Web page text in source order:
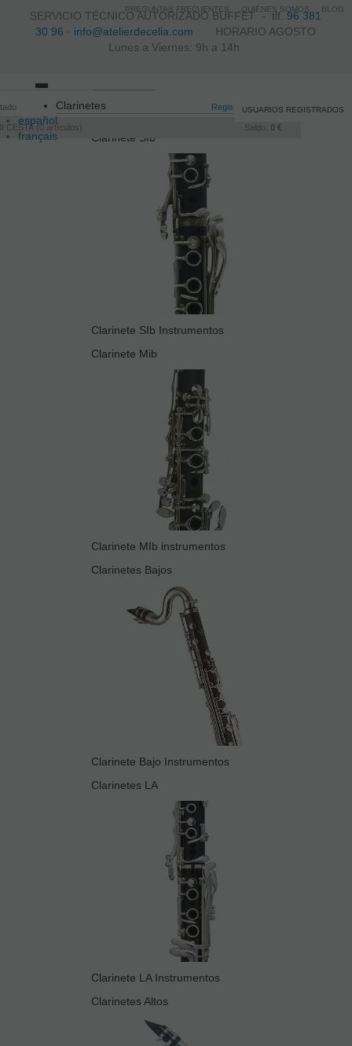
SERVICIO TÉCNICO AUTORIZADO BUFFET -tlf.96 381
30 96 · info@atelierdecelia.com HORARIO AGOSTO
Lunes a Viernes: 9h a 14h
español
français
Registro /Iniciar sesión
CESTA 0 artículos Saldo: 0 €
USUARIOS REGISTRADOS
navigation
Clarinetes
Clarinete SIb
Clarinete SIb Instrumentos
Clarinete Mib
Clarinete MIb instrumentos
Clarinetes Bajos
Clarinete Bajo Instrumentos
Clarinetes LA
Clarinete LA Instrumentos
Clarinetes Altos
PREGUNTAS FRECUENTES QUIÉNES SOMOS BLOG